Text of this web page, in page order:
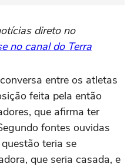
direto no
no canal do Terra
entre os atletas
feita pela então
que afirma ter
fontes ouvidas
teria se
que seria casada, e